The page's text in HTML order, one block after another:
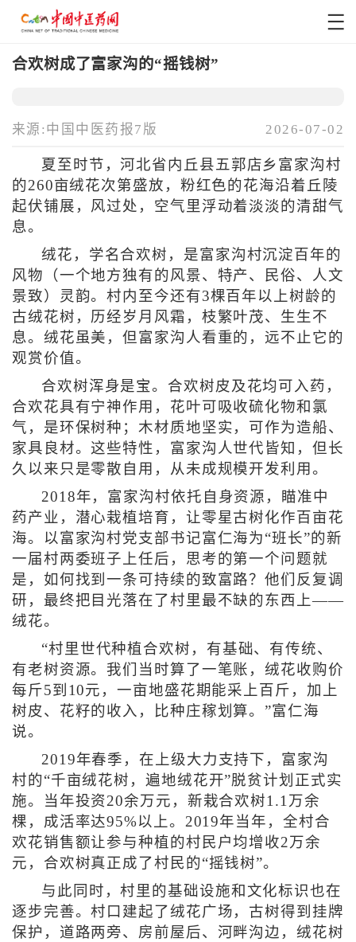
合欢树成了富家沟的“摇钱树”
来源:中国中医药报7版 2026-07-02
夏至时节，河北省内丘县五郭店乡富家沟村
的260亩绒花次第盛放，粉红色的花海沿着丘陵
起伏铺展，风过处，空气里浮动着淡淡的清甜气
息。
绒花，学名合欢树，是富家沟村沉淀百年的
风物（一个地方独有的风景、特产、民俗、人文
景致）灵韵。村内至今还有3棵百年以上树龄的
古绒花树，历经岁月风霜，枝繁叶茂、生生不
息。绒花虽美，但富家沟人看重的，远不止它的
观赏价值。
合欢树浑身是宝。合欢树皮及花均可入药，
合欢花具有宁神作用，花叶可吸收硫化物和氯
气，是环保树种；木材质地坚实，可作为造船、
家具良材。这些特性，富家沟人世代皆知，但长
久以来只是零散自用，从未成规模开发利用。
2018年，富家沟村依托自身资源，瞄准中
药产业，潜心栽植培育，让零星古树化作百亩花
海。以富家沟村党支部书记富仁海为“班长”的新
一届村两委班子上任后，思考的第一个问题就
是，如何找到一条可持续的致富路？他们反复调
研，最终把目光落在了村里最不缺的东西上——
绒花。
“村里世代种植合欢树，有基础、有传统、
有老树资源。我们当时算了一笔账，绒花收购价
每斤5到10元，一亩地盛花期能采上百斤，加上
树皮、花籽的收入，比种庄稼划算。”富仁海
说。
2019年春季，在上级大力支持下，富家沟
村的“千亩绒花树，遍地绒花开”脱贫计划正式实
施。当年投资20余万元，新栽合欢树1.1万余
棵，成活率达95%以上。2019年当年，全村合
欢花销售额让参与种植的村民户均增收2万余
元，合欢树真正成了村民的“摇钱树”。
与此同时，村里的基础设施和文化标识也在
逐步完善。村口建起了绒花广场，古树得到挂牌
保护，道路两旁、房前屋后、河畔沟边，绒花树